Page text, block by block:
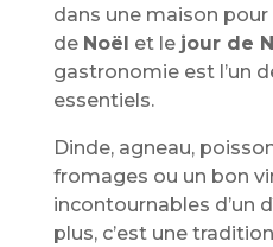
dans une maison
de Noël et le jour de
gastronomie est l’un
essentiels.
Dinde, agneau,
fromages ou un bon
incontournables d’un
plus, c’est une